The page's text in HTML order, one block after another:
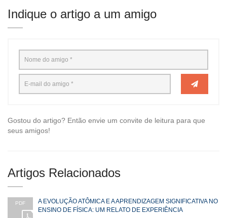
Indique o artigo a um amigo
Gostou do artigo? Então envie um convite de leitura para que
seus amigos!
Artigos Relacionados
PDF
A EVOLUÇÃO ATÔMICA E A APRENDIZAGEM SIGNIFICATIVA NO
ENSINO DE FÍSICA: UM RELATO DE EXPERIÊNCIA